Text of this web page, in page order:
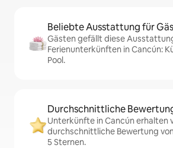
Beliebte Ausstattung für
Gästen gefällt diese
Ferienunterkünften in Cancún:
Pool.
Durchschnittliche
Unterkünfte in Cancún erhalten
durchschnittliche Bewertung
5 Sternen.